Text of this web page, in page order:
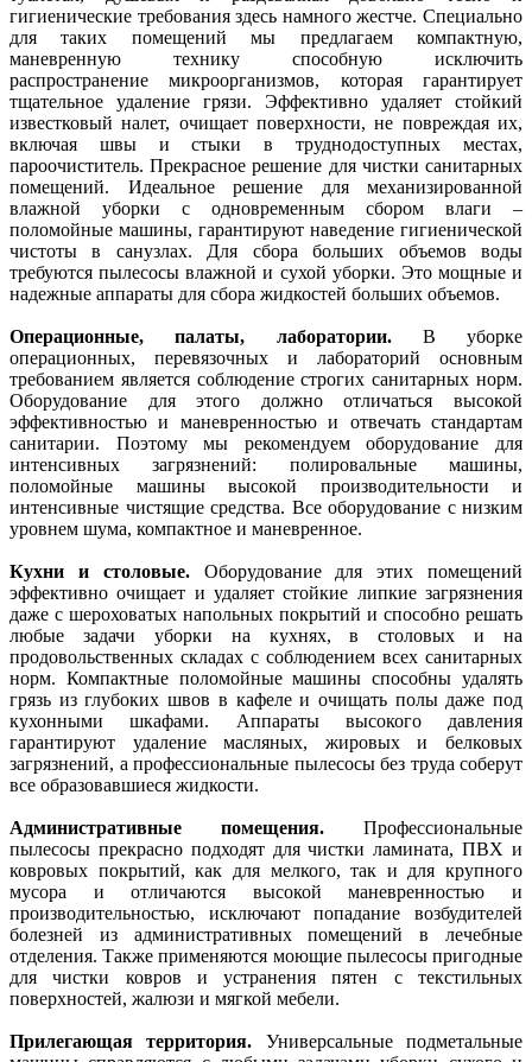
гигиенические требования здесь намного жестче. Специально
для таких помещений мы предлагаем компактную,
маневренную технику способную исключить
распространение микроорганизмов, которая гарантирует
тщательное удаление грязи. Эффективно удаляет стойкий
известковый налет, очищает поверхности, не повреждая их,
включая швы и стыки в труднодоступных местах,
пароочиститель. Прекрасное решение для чистки санитарных
помещений. Идеальное решение для механизированной
влажной уборки с одновременным сбором влаги –
поломойные машины, гарантируют наведение гигиенической
чистоты в санузлах. Для сбора больших объемов воды
требуются пылесосы влажной и сухой уборки. Это мощные и
надежные аппараты для сбора жидкостей больших объемов.
Операционные, палаты, лаборатории.В уборке
операционных, перевязочных и лабораторий основным
требованием является соблюдение строгих санитарных норм.
Оборудование для этого должно отличаться высокой
эффективностью и маневренностью и отвечать стандартам
санитарии. Поэтому мы рекомендуем оборудование для
интенсивных загрязнений: полировальные машины,
поломойные машины высокой производительности и
интенсивные чистящие средства. Все оборудование с низким
уровнем шума, компактное и маневренное.
Кухни и столовые.Оборудование для этих помещений
эффективно очищает и удаляет стойкие липкие загрязнения
даже с шероховатых напольных покрытий и способно решать
любые задачи уборки на кухнях, в столовых и на
продовольственных складах с соблюдением всех санитарных
норм. Компактные поломойные машины способны удалять
грязь из глубоких швов в кафеле и очищать полы даже под
кухонными шкафами. Аппараты высокого давления
гарантируют удаление масляных, жировых и белковых
загрязнений, а профессиональные пылесосы без труда соберут
все образовавшиеся жидкости.
Административные помещения. Профессиональные
пылесосы прекрасно подходят для чистки ламината, ПВХ и
ковровых покрытий, как для мелкого, так и для крупного
мусора и отличаются высокой маневренностью и
производительностью, исключают попадание возбудителей
болезней из административных помещений в лечебные
отделения. Также применяются моющие пылесосы пригодные
для чистки ковров и устранения пятен с текстильных
поверхностей, жалюзи и мягкой мебели.
Прилегающая территория. Универсальные подметальные